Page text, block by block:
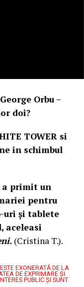
Orbu –
doi?
TOWER si
in schimbul
a primit un
pentru
uri și tablete
aceleasi
(Cristina T.).
EXONERATĂ DE LA
DE EXPRIMARE ŞI
PUBLIC ȘI SUNT